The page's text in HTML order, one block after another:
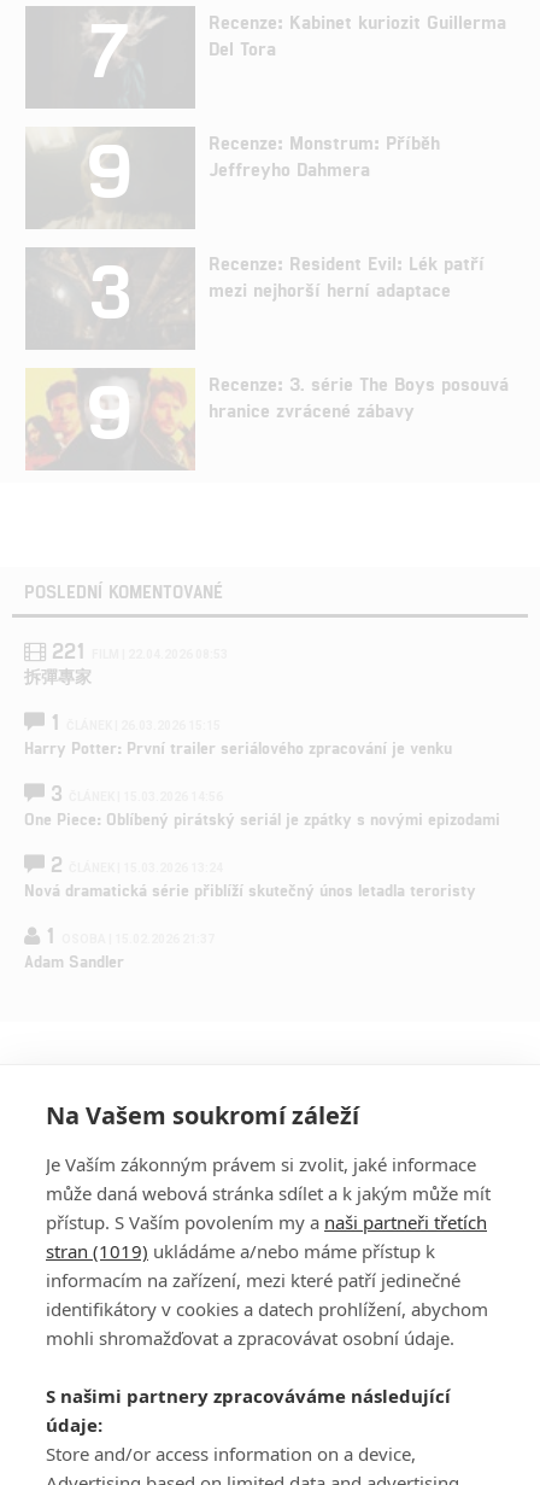
7
Recenze: Kabinet kuriozit Guillerma
Del Tora
9
Recenze: Monstrum: Příběh
Jeffreyho Dahmera
3
Recenze: Resident Evil: Lék patří
mezi nejhorší herní adaptace
9
Recenze: 3. série The Boys posouvá
hranice zvrácené zábavy
POSLEDNÍ KOMENTOVANÉ
221
拆彈專家
1
Harry Potter: První trailer seriálového zpracování je venku
3
One Piece: Oblíbený pirátský seriál je zpátky s novými epizodami
2
Nová dramatická série přiblíží skutečný únos letadla teroristy
1
Adam Sandler
PŘIHLÁSIT
REGISTROVAT
DISKUZE
Šéfredaktorkou webu jePetr Slavík, e-mailserialy@fandimefilmu.cz
Máte-li zájem o inzerci na našem webu napište nám na e-mail
studio@koncal.com
Na Vašem soukromí záleží
Je Vaším zákonným právem si zvolit, jaké informace
může daná webová stránka sdílet a k jakým může mít
přístup. S Vaším povolením my a naši partneři třetích
stran (1019) ukládáme a/nebo máme přístup k
informacím na zařízení, mezi které patří jedinečné
identifikátory v cookies a datech prohlížení, abychom
mohli shromažďovat a zpracovávat osobní údaje.
S našimi partnery zpracováváme následující
údaje:
Store and/or access information on a device,